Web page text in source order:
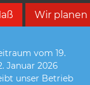
Wir planen
vom 19.
Januar 2026
unser Betrieb